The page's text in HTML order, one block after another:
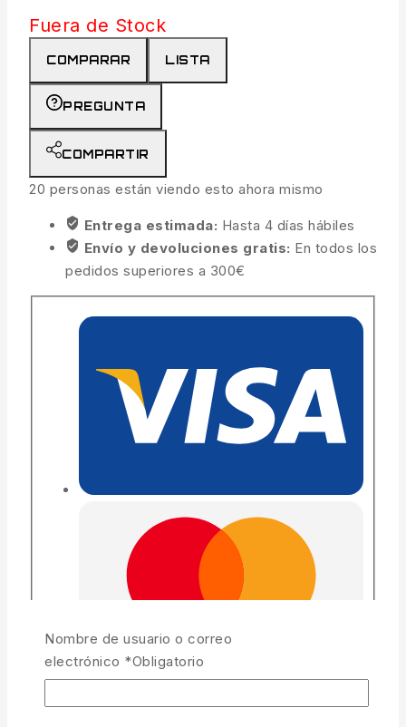
Fuera de Stock
COMPARAR LISTA
PREGUNTA
COMPARTIR
20 personas están viendo esto ahora mismo
Entrega estimada: Hasta 4 días hábiles
Envío y devoluciones gratis: En todos los
pedidos superiores a 300€
Nombre de usuario o correo
electrónico *Obligatorio